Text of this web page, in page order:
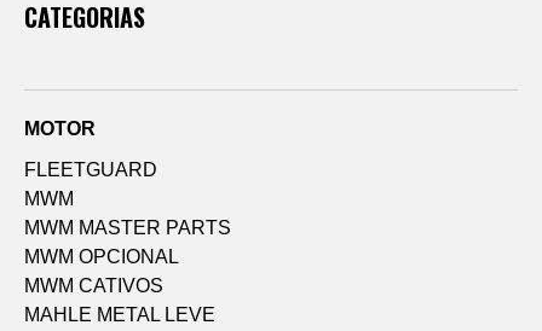
CATEGORIAS
MOTOR
FLEETGUARD
MWM
MWM MASTER PARTS
MWM OPCIONAL
MWM CATIVOS
MAHLE METAL LEVE